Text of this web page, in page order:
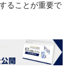
ることが重要で